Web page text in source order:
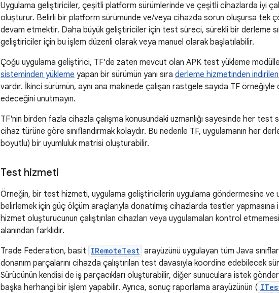
Uygulama geliştiriciler, çeşitli platform sürümlerinde ve çeşitli cihazlarda iyi
oluşturur. Belirli bir platform sürümünde ve/veya cihazda sorun oluşursa tek
devam etmektir. Daha büyük geliştiriciler için test süreci, sürekli bir derleme
geliştiriciler için bu işlem düzenli olarak veya manuel olarak başlatılabilir.
Çoğu uygulama geliştirici, TF'de zaten mevcut olan APK test yükleme
sisteminden yükleme yapan bir sürümün yanı sıra derleme hizmetinden
vardır. İkinci sürümün, aynı ana makinede çalışan rastgele sayıda TF
edeceğini unutmayın.
TF'nin birden fazla cihazla çalışma konusundaki uzmanlığı sayesinde her test
cihaz türüne göre sınıflandırmak kolaydır. Bu nedenle TF, uygulamanın her
boyutlu) bir uyumluluk matrisi oluşturabilir.
Test hizmeti
Örneğin, bir test hizmeti, uygulama geliştiricilerin uygulama göndermesine ve
belirlemek için güç ölçüm araçlarıyla donatılmış cihazlarda testler yapmasına
hizmet oluşturucunun çalıştırılan cihazları veya uygulamaları kontrol etmemesi
alanından farklıdır.
Trade Federation, basit IRemoteTest arayüzünü uygulayan tüm Java
donanım parçalarını cihazda çalıştırılan test davasıyla koordine edebilecek
Sürücünün kendisi de iş parçacıkları oluşturabilir, diğer sunuculara istek
başka herhangi bir işlem yapabilir. Ayrıca, sonuç raporlama arayüzünün (